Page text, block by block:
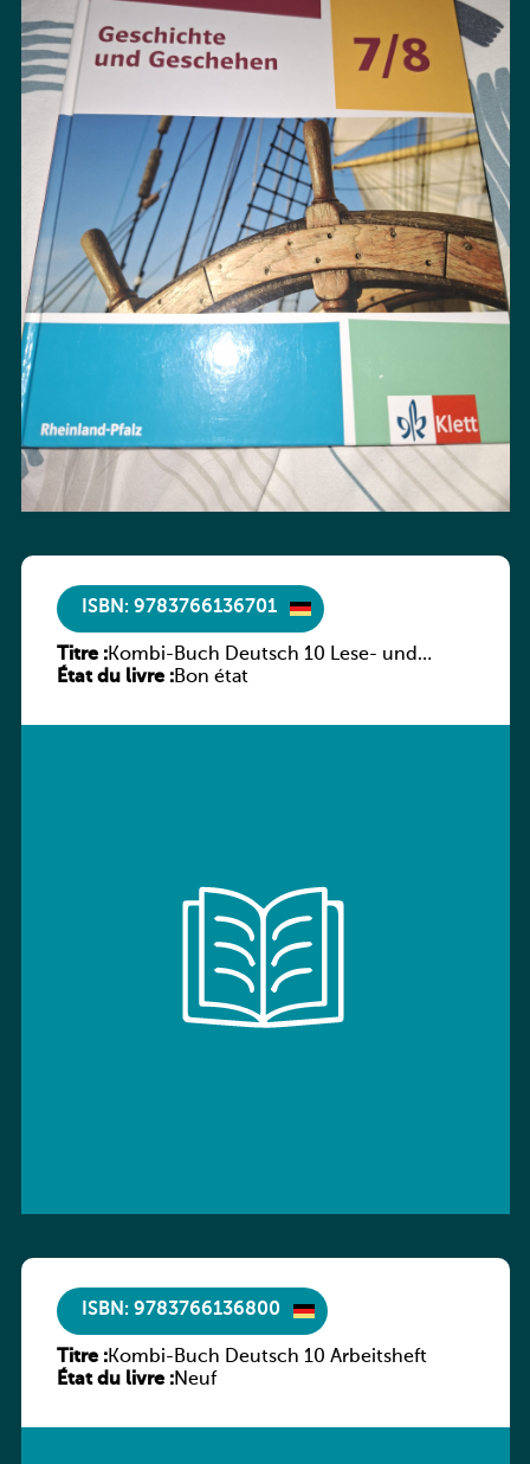
ISBN: 9783766136701
Titre :Kombi-Buch Deutsch 10 Lese- und
Sprachbuch
État du livre :Bon état
ISBN: 9783766136800
Titre :Kombi-Buch Deutsch 10 Arbeitsheft
État du livre :Neuf